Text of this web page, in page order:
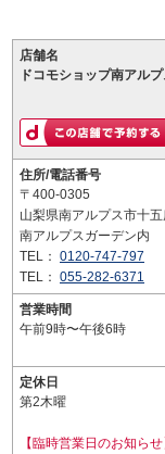
店舗名
ドコモショップ南アル
住所/電話番号
〒400-0305
山梨県南アルプス市十
南アルプスガーデン内
TEL： 0120-747-797
TEL： 055-282-6371
営業時間
午前9時〜午後6時
定休日
第2木曜
【臨時営業日のお知らせ